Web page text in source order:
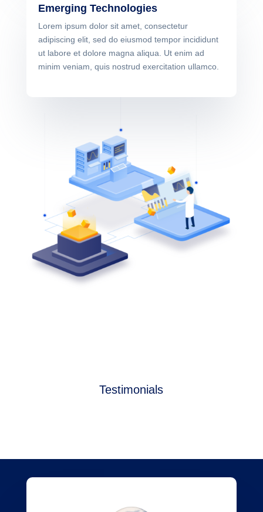
Emerging Technologies
Lorem ipsum dolor sit amet, consectetur
adipiscing elit, sed do eiusmod tempor incididunt
ut labore et dolore magna aliqua. Ut enim ad
minim veniam, quis nostrud exercitation ullamco.
Testimonials